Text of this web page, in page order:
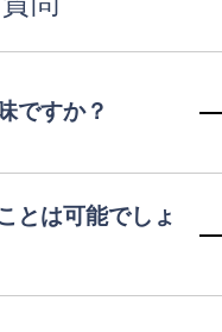
ですか？
とは可能でしょ